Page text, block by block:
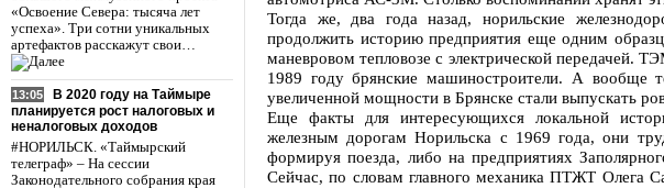
«Освоение Севера: тысяча лет
успеха». Три сотни уникальных
артефактов расскажут свои…
13:05
В 2020 году на Таймыре
планируется рост налоговых и
неналоговых доходов
#НОРИЛЬСК. «Таймырский
телеграф» – На сессии
Законодательного собрания края
Тогда же, два года назад, норильские
продолжить историю предприятия еще одним
маневровом тепловозе с электрической передачей.
1989 году брянские машиностроители. А вообще
увеличенной мощности в Брянске стали выпускать
Еще факты для интересующихся локальной
железным дорогам Норильска с 1969 года, они
формируя поезда, либо на предприятиях
Сейчас, по словам главного механика ПТЖТ Олега